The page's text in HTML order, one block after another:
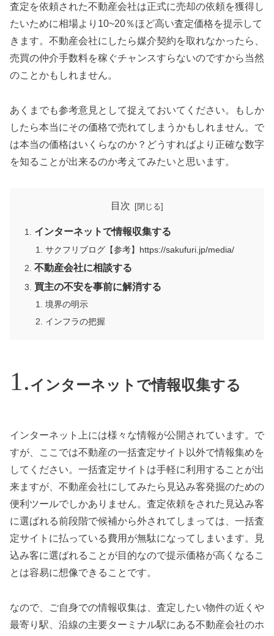
査定を依頼された不動産会社は正式に売却の依頼を獲得し
たいために相場より10~20％ほど高い査定価格を提示して
きます。不動産会社にしたら媒介契約を取れなかったら、
売買の仲介手数料を稼ぐチャンスすらないのですから当然
のことかもしれません。
あくまでも参考意見として捉えておいてください。もしか
したら本当にその価格で売れてしまうかもしれません。で
は本当の価格はいくらなのか？どうすればより正確な数字
を知ることが出来るのか考えてみたいと思います。
目次
インターネットで情報収集する
サクフリブログ【参考】https://sakufuri.jp/media/
不動産会社に相談する
買主の不安を事前に解消する
境界の明示
インフラの把握
インターネットで情報収集する
インターネット上には様々な情報が公開されています。で
すが、ここでは不動産の一括査定サイト以外で情報集めを
してください。一括査定サイトは手軽に利用することが出
来ますが、不動産会社にしてみたら見込み客発掘のための
便利ツールでしかありません。査定依頼をされた見込み客
に選ばれる前段階で候補から外されてしまっては、一括査
定サイトに払っている費用が無駄になってしまいます。見
込み客に選ばれることが目的なので提示価格が高くなるこ
とは容易に想像できることです。
なので、ご自身での情報収集は、査定したい物件の近くや
最寄り駅、沿線の主要ターミナル駅にある不動産会社のホ